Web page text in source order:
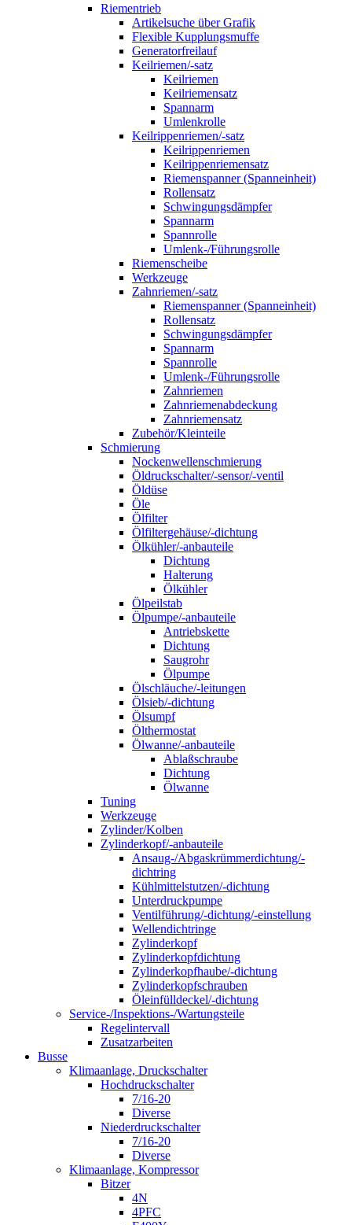
Riementrieb
Artikelsuche über Grafik
Flexible Kupplungsmuffe
Generatorfreilauf
Keilriemen/-satz
Keilriemen
Keilriemensatz
Spannarm
Umlenkrolle
Keilrippenriemen/-satz
Keilrippenriemen
Keilrippenriemensatz
Riemenspanner (Spanneinheit)
Rollensatz
Schwingungsdämpfer
Spannarm
Spannrolle
Umlenk-/Führungsrolle
Riemenscheibe
Werkzeuge
Zahnriemen/-satz
Riemenspanner (Spanneinheit)
Rollensatz
Schwingungsdämpfer
Spannarm
Spannrolle
Umlenk-/Führungsrolle
Zahnriemen
Zahnriemenabdeckung
Zahnriemensatz
Zubehör/Kleinteile
Schmierung
Nockenwellenschmierung
Öldruckschalter/-sensor/-ventil
Öldüse
Öle
Ölfilter
Ölfiltergehäuse/-dichtung
Ölkühler/-anbauteile
Dichtung
Halterung
Ölkühler
Ölpeilstab
Ölpumpe/-anbauteile
Antriebskette
Dichtung
Saugrohr
Ölpumpe
Ölschläuche/-leitungen
Ölsieb/-dichtung
Ölsumpf
Ölthermostat
Ölwanne/-anbauteile
Ablaßschraube
Dichtung
Ölwanne
Tuning
Werkzeuge
Zylinder/Kolben
Zylinderkopf/-anbauteile
Ansaug-/Abgaskrümmerdichtung/-
dichtring
Kühlmittelstutzen/-dichtung
Unterdruckpumpe
Ventilführung/-dichtung/-einstellung
Wellendichtringe
Zylinderkopf
Zylinderkopfdichtung
Zylinderkopfhaube/-dichtung
Zylinderkopfschrauben
Öleinfülldeckel/-dichtung
Service-/Inspektions-/Wartungsteile
Regelintervall
Zusatzarbeiten
Busse
Klimaanlage, Druckschalter
Hochdruckschalter
7/16-20
Diverse
Niederdruckschalter
7/16-20
Diverse
Klimaanlage, Kompressor
Bitzer
4N
4PFC